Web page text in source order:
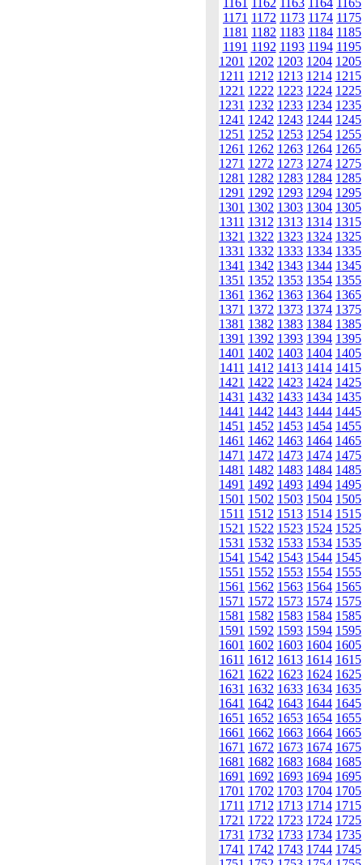
1161 1162 1163 1164 1165
1171 1172 1173 1174 1175
1181 1182 1183 1184 1185
1191 1192 1193 1194 1195
1201 1202 1203 1204 1205
1211 1212 1213 1214 1215
1221 1222 1223 1224 1225
1231 1232 1233 1234 1235
1241 1242 1243 1244 1245
1251 1252 1253 1254 1255
1261 1262 1263 1264 1265
1271 1272 1273 1274 1275
1281 1282 1283 1284 1285
1291 1292 1293 1294 1295
1301 1302 1303 1304 1305
1311 1312 1313 1314 1315
1321 1322 1323 1324 1325
1331 1332 1333 1334 1335
1341 1342 1343 1344 1345
1351 1352 1353 1354 1355
1361 1362 1363 1364 1365
1371 1372 1373 1374 1375
1381 1382 1383 1384 1385
1391 1392 1393 1394 1395
1401 1402 1403 1404 1405
1411 1412 1413 1414 1415
1421 1422 1423 1424 1425
1431 1432 1433 1434 1435
1441 1442 1443 1444 1445
1451 1452 1453 1454 1455
1461 1462 1463 1464 1465
1471 1472 1473 1474 1475
1481 1482 1483 1484 1485
1491 1492 1493 1494 1495
1501 1502 1503 1504 1505
1511 1512 1513 1514 1515
1521 1522 1523 1524 1525
1531 1532 1533 1534 1535
1541 1542 1543 1544 1545
1551 1552 1553 1554 1555
1561 1562 1563 1564 1565
1571 1572 1573 1574 1575
1581 1582 1583 1584 1585
1591 1592 1593 1594 1595
1601 1602 1603 1604 1605
1611 1612 1613 1614 1615
1621 1622 1623 1624 1625
1631 1632 1633 1634 1635
1641 1642 1643 1644 1645
1651 1652 1653 1654 1655
1661 1662 1663 1664 1665
1671 1672 1673 1674 1675
1681 1682 1683 1684 1685
1691 1692 1693 1694 1695
1701 1702 1703 1704 1705
1711 1712 1713 1714 1715
1721 1722 1723 1724 1725
1731 1732 1733 1734 1735
1741 1742 1743 1744 1745